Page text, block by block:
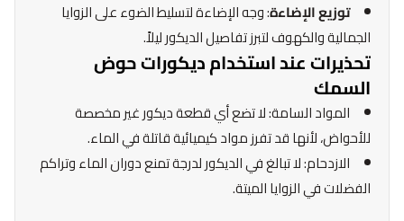
توزيع الإضاءة: وجه الإضاءة لتسليط الضوء على الزوايا
الجمالية والكهوف لتبرز تفاصيل الديكور ليلاً.
تحذيرات عند استخدام ديكورات حوض
السمك
المواد السامة: لا تضع أي قطعة ديكور غير مخصصة
للأحواض، لأنها قد تفرز مواد كيميائية قاتلة في الماء.
الازدحام: لا تبالغ في الديكور لدرجة تمنع دوران الماء وتراكم
الفضلات في الزوايا الميتة.